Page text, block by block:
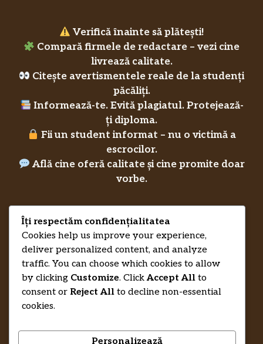
Verifică înainte să plătești!
Compară firmele de redactare – vezi cine
livrează calitate.
Citește avertismentele reale de la studenți
păcăliți.
Informează-te. Evită plagiatul. Protejează-
ți diploma.
Fii un student informat – nu o victimă a
escrocilor.
Află cine oferă calitate și cine promite doar
vorbe.
RecenziiLucrareLicenta.euCreditsPrivacy Policy
Îți respectăm confidențialitatea
Cookies help us improve your experience,
deliver personalized content, and analyze
traffic. You can choose which cookies to allow
by clicking Customize. Click Accept All to
consent or Reject All to decline non-essential
cookies.
Personalizează